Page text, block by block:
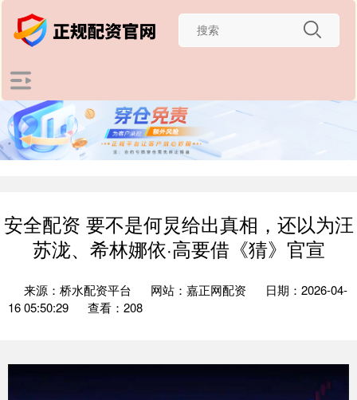
安全配资 要不是何炅给出真相，还以为汪
苏泷、希林娜依·高要借《猜》官宣
来源：桥水配资平台 网站：嘉正网配资
日期：2026-04-
16 05:50:29
查看：208